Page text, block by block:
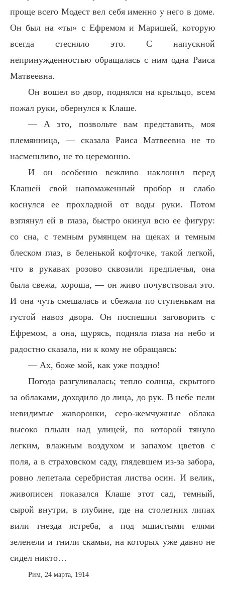
проще всего Модест вел себя именно у него в доме.
Он был на «ты» с Ефремом и Маришей, которую
всегда стесняло это. С напускной
непринужденностью обращалась с ним одна Раиса
Матвеевна.
Он вошел во двор, поднялся на крыльцо, всем
пожал руки, обернулся к Клаше.
— А это, позвольте вам представить, моя
племянница, — сказала Раиса Матвеевна не то
насмешливо, не то церемонно.
И он особенно вежливо наклонил перед
Клашей свой напомаженный пробор и слабо
коснулся ее прохладной от воды руки. Потом
взглянул ей в глаза, быстро окинул всю ее фигуру:
со сна, с темным румянцем на щеках и темным
блеском глаз, в беленькой кофточке, такой легкой,
что в рукавах розово сквозили предплечья, она
была свежа, хороша, — он живо почувствовал это.
И она чуть смешалась и сбежала по ступенькам на
густой навоз двора. Он поспешил заговорить с
Ефремом, а она, щурясь, подняла глаза на небо и
радостно сказала, ни к кому не обращаясь:
— Ах, боже мой, как уже поздно!
Погода разгуливалась; тепло солнца, скрытого
за облаками, доходило до лица, до рук. В небе пели
невидимые жаворонки, серо-жемчужные облака
высоко плыли над улицей, по которой тянуло
легким, влажным воздухом и запахом цветов с
поля, а в страховском саду, глядевшем из-за забора,
ровно лепетала серебристая листва осин. И велик,
живописен показался Клаше этот сад, темный,
сырой внутри, в глубине, где на столетних липах
вили гнезда ястреба, а под мшистыми елями
зеленели и гнили скамьи, на которых уже давно не
сидел никто…
Рим, 24 марта, 1914